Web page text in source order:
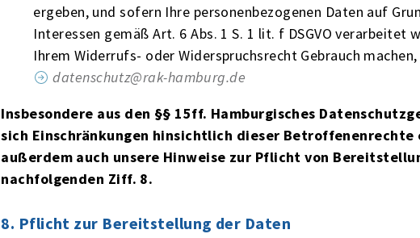
ergeben, und sofern Ihre personenbezogenen Daten auf
Interessen gemäß Art. 6 Abs. 1 S. 1 lit. f DSGVO verarbeitet
Ihrem Widerrufs- oder Widerspruchsrecht Gebrauch
datenschutz@rak-hamburg.de
Insbesondere aus den §§ 15ff. Hamburgisches
sich Einschränkungen hinsichtlich dieser Betroffenenrechte
außerdem auch unsere Hinweise zur Pflicht von
nachfolgenden Ziff. 8.
8. Pflicht zur Bereitstellung der Daten